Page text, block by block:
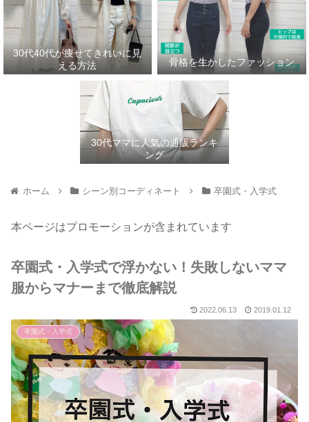
30代40代が痩せてきれいに見
える方法
骨格を生かしたファッション
30代ママに人気の通販ランキ
ング
ホーム シーン別コーディネート 卒園式・入学式
本ページはプロモーションが含まれています
卒園式・入学式で浮かない！失敗しないママ
服からマナーまで徹底解説
2022.06.13 2019.01.12
卒園式・入学式